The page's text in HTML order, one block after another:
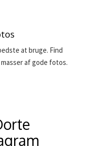
at bruge. Find
af gode fotos.